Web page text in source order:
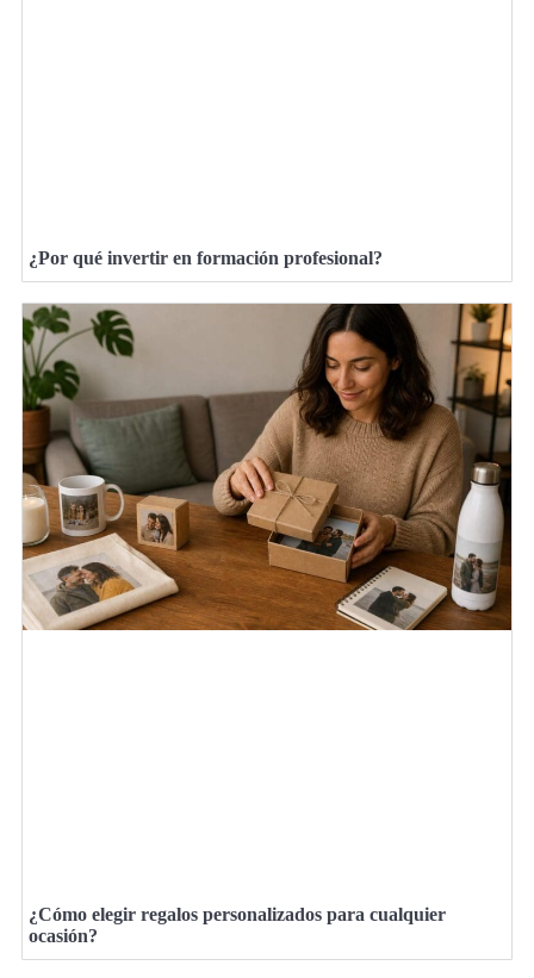
¿Por qué invertir en formación profesional?
¿Cómo elegir regalos personalizados para cualquier
ocasión?